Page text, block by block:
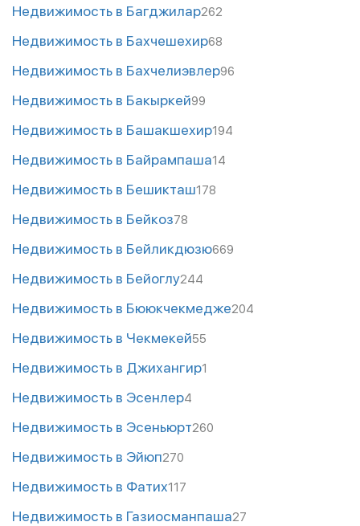
Недвижимость в Багджилар262
Недвижимость в Бахчешехир68
Недвижимость в Бахчелиэвлер96
Недвижимость в Бакыркей99
Недвижимость в Башакшехир194
Недвижимость в Байрампаша14
Недвижимость в Бешикташ178
Недвижимость в Бейкоз78
Недвижимость в Бейликдюзю669
Недвижимость в Бейоглу244
Недвижимость в Бююкчекмедже204
Недвижимость в Чекмекей55
Недвижимость в Джихангир1
Недвижимость в Эсенлер4
Недвижимость в Эсеньюрт260
Недвижимость в Эйюп270
Недвижимость в Фатих117
Недвижимость в Газиосманпаша27